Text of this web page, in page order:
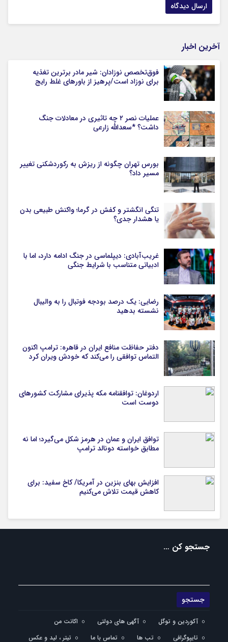
آخرین اخبار
فوق‌تخصص نوزادان: شیر مادر برترین تغذیه
برای نوزاد است/پرهیز از باورهای غلط رایج
عملیات نصر ۲ چه تاثیری در معادلات جنگ
داشت؟ *سعدالله زارعی
بورس تهران چگونه از ریزش به رکوردشکنی تغییر
مسیر داد؟
تنگی انگشتر و کفش در گرما؛ واکنش طبیعی بدن
یا هشدار جدی؟
غریب‌آبادی: دیپلماسی در جنگ ادامه دارد، اما با
ادبیاتی متناسب با شرایط جنگی
رضایی: یک درصد بودجه فوتبال را به والیبال
نشسته بدهید
دفتر حفاظت منافع ایران در قاهره: ترامپ اکنون
التماس توافقی را می‌کند که خودش ویران کرد
اردوغان: توافقنامه مکه پذیرای مشارکت کشورهای
دوست است
توافق ایران و عمان در هرمز شکل می‌گیرد؛ اما نه
مطابق خواسته دونالد ترامپ
افزایش بهای بنزین در آمریکا/ کاخ سفید: برای
کاهش قیمت تلاش می‌کنیم
جستجو کن …
آکوردین و توگل آگهی های دولتی
اکانت من
تایپوگرافی
تب ها تماس با ما تیتر ، لید و عکس